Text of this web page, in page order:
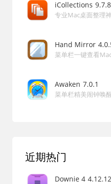
—— Michael Brown（
问：iBar 支持哪些 Mac 系
答：iBar 兼容 macOS
答：在 iBar 设置中选择聚
示浮窗。
答：开发者不收集任何数据
问：遇到问题如何寻求帮助？
iCollections 9.7.8
Hand Mirror
Awaken 7.0.1
近期热门
Downie 4 4.12.12